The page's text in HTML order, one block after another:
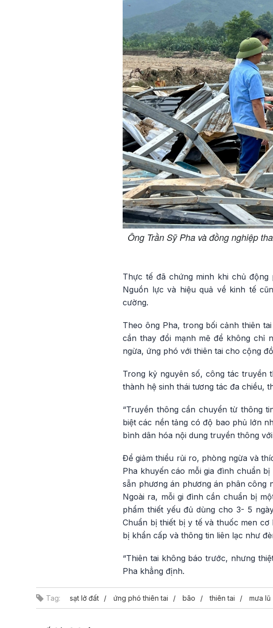
Ông Trần Sỹ Pha và đồng nghiệp
Thực tế đã chứng minh khi chủ
Nguồn lực và hiệu quả về kinh tế
cường.
Theo ông Pha, trong bối cảnh thiên
cần thay đổi mạnh mẽ để không chỉ
ngừa, ứng phó với thiên tai cho cộng
Trong kỷ nguyên số, công tác truyền
thành hệ sinh thái tương tác đa chiều,
“Truyền thông cần chuyển từ thông
biệt các nền tảng có độ bao phủ lớn
bình dân hóa nội dung truyền thông
Để giảm thiểu rủi ro, phòng ngừa và
Pha khuyến cáo mỗi gia đình chuẩn
sẵn phương án phương án phân công
Ngoài ra, mỗi gi đình cần chuẩn bị
phẩm thiết yếu đủ dùng cho 3- 5
Chuẩn bị thiết bị y tế và thuốc men
bị khẩn cấp và thông tin liên lạc như
“Thiên tai không báo trước, nhưng
Pha khẳng định.
Tag: sạt lở đất ứng phó thiên tai bão thiên tai mưa lũ